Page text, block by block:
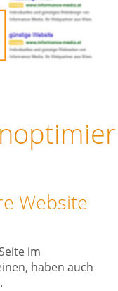
Website
im
haben auch